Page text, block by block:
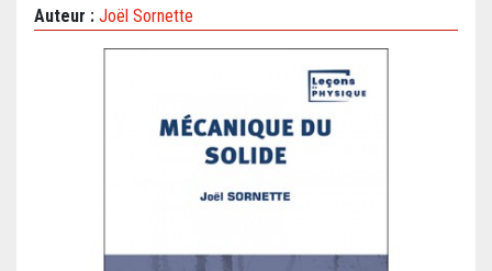
Auteur : Joël Sornette